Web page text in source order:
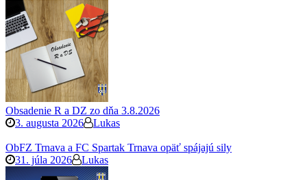
Obsadenie R a DZ zo dňa 3.8.2026
3. augusta 2026
Lukas
ObFZ Trnava a FC Spartak Trnava opäť spájajú sily
31. júla 2026
Lukas